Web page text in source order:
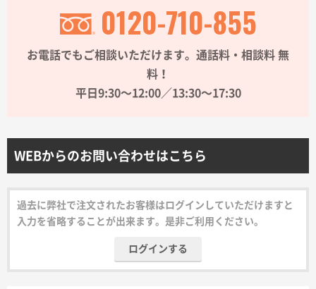
サイトメニュー
初めての方へ
お見積書の作成方法
データ入稿ガイド
0120-710-855
お電話でもご相談いただけます。通話料・相談料 無
料！
平日9:30〜12:00／13:30〜17:30
WEBからのお問い合わせはこちら
過去に弊社で注文されたお客様はログインしていただけますと
入力を省略することが出来ます。是非ご利用ください。
ログインする